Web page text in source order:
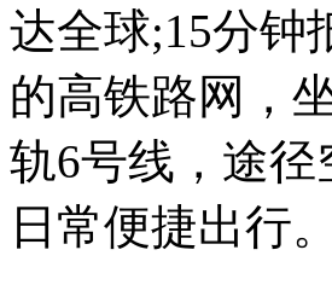
达全球;15分钟
的高铁路网，
轨6号线，途
日常便捷出行。